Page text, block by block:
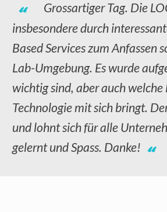
Grossartiger Tag. Die
insbesondere durch
Based Services zum Anfassen
Lab-Umgebung. Es wurde
wichtig sind, aber auch
Technologie mit sich bringt.
und lohnt sich für alle
gelernt und Spass. Danke!